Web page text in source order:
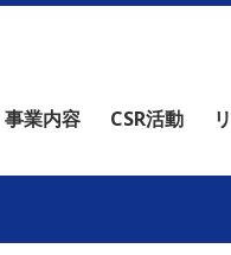
事業内容 CSR活動